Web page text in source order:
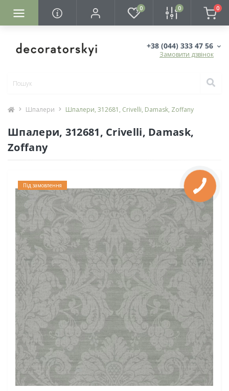
0 0 0
+38 (044) 333 47 56
Замовити дзвінок
Шпалери Шпалери, 312681, Crivelli, Damask, Zoffany
Шпалери, 312681, Crivelli, Damask,
Zoffany
Під замовлення